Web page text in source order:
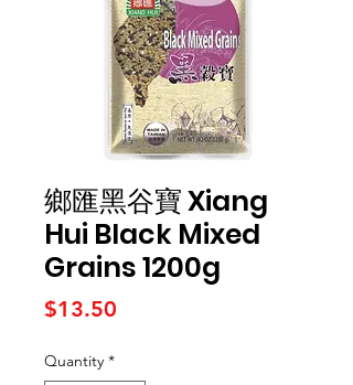
鄉匯黑谷寶 Xiang
Hui Black Mixed
Grains 1200g
$13.50
Quantity *